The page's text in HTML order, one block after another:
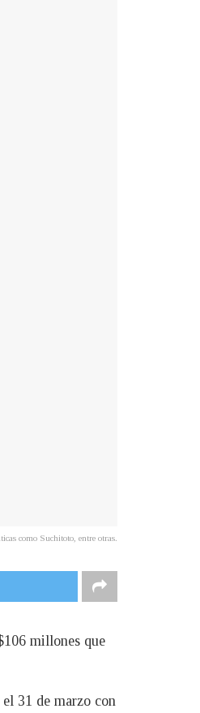
como Suchitoto, entre otras.
millones que
31 de marzo con